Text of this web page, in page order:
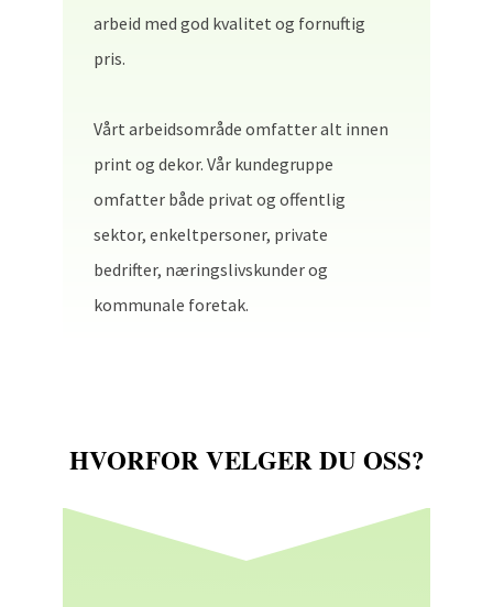
arbeid med god kvalitet og fornuftig
pris.
Vårt arbeidsområde omfatter alt innen
print og dekor. Vår kundegruppe
omfatter både privat og offentlig
sektor, enkeltpersoner, private
bedrifter, næringslivskunder og
kommunale foretak.
HVORFOR VELGER DU OSS?